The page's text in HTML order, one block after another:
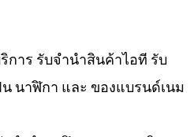
การ รับจำนำสินค้าไอที รับ
นาฬิกา และ ของแบรนด์เนม